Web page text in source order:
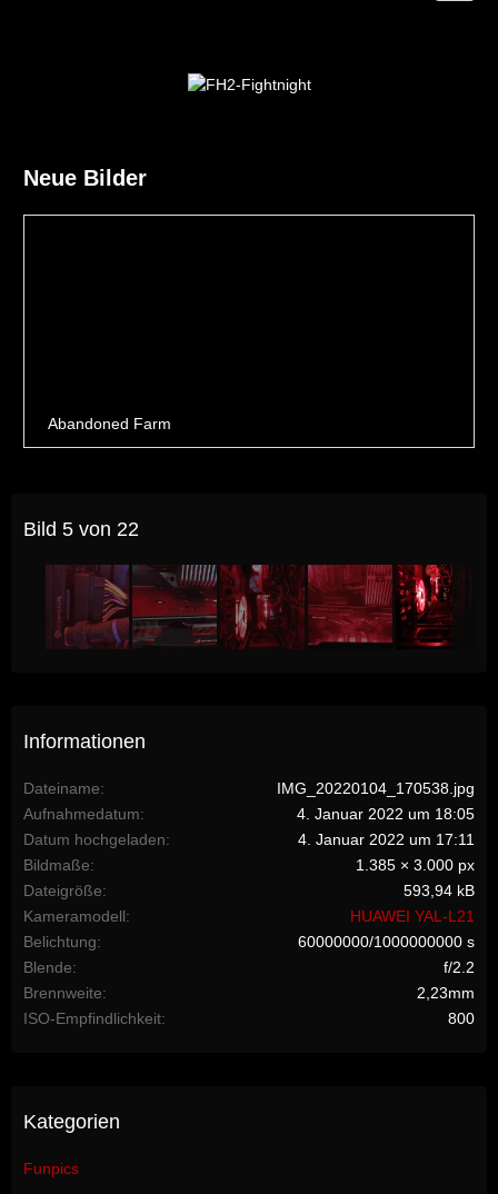
Neue Bilder
Bild 5 von 22
Informationen
Dateiname
IMG_20220104_170538.jpg
Aufnahmedatum
4. Januar 2022 um 18:05
Datum hochgeladen
4. Januar 2022 um 17:11
Bildmaße
1.385 × 3.000 px
Dateigröße
593,94 kB
Kameramodell
HUAWEI YAL-L21
Belichtung
60000000/1000000000 s
Blende
f/2.2
Brennweite
2,23mm
ISO-Empfindlichkeit
800
Kategorien
Funpics